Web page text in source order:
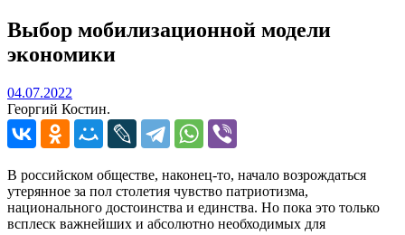
Выбор мобилизационной модели
экономики
04.07.2022
Георгий Костин.
В российском обществе, наконец-то, начало возрождаться
утерянное за пол столетия чувство патриотизма,
национального достоинства и единства. Но пока это только
всплеск важнейших и абсолютно необходимых для